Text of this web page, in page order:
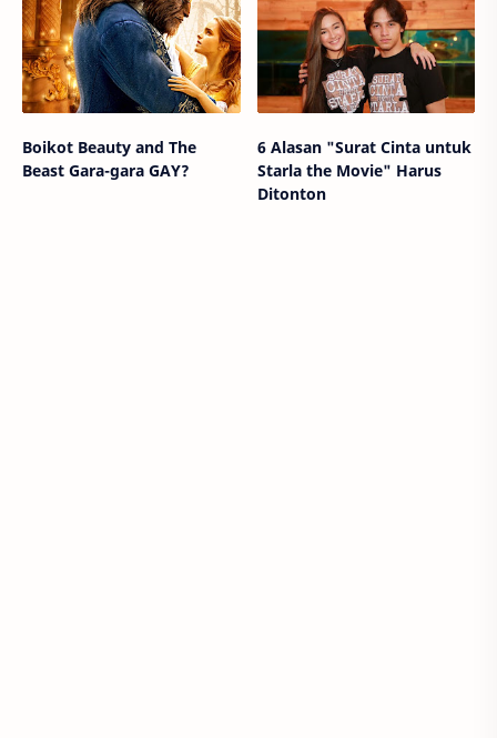
Boikot Beauty and The
Beast Gara-gara GAY?
6 Alasan "Surat Cinta untuk
Starla the Movie" Harus
Ditonton